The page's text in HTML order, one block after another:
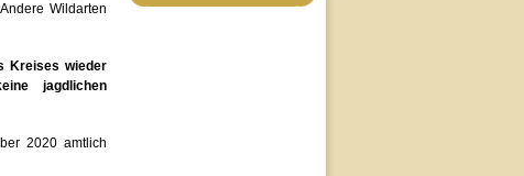
Wildarten
Kreises wieder
jagdlichen
2020 amtlich